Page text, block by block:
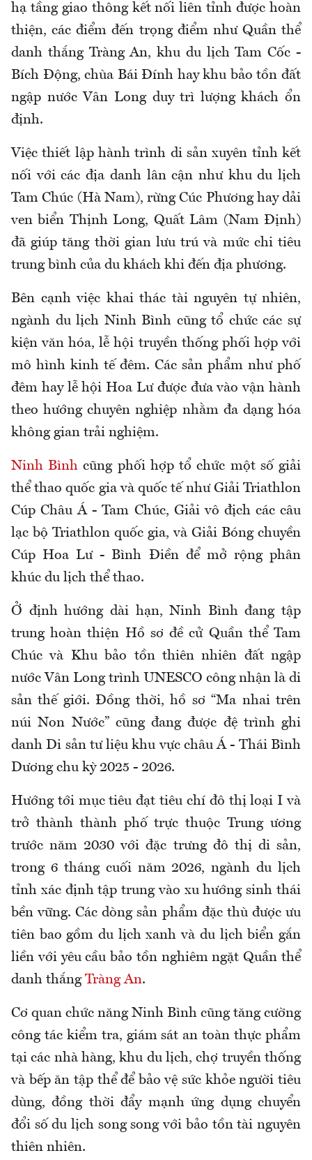
hạ tầng giao thông kết nối liên tỉnh được hoàn
thiện, các điểm đến trọng điểm như Quần thể
danh thắng Tràng An, khu du lịch Tam Cốc -
Bích Động, chùa Bái Đính hay khu bảo tồn đất
ngập nước Vân Long duy trì lượng khách ổn
định.
Việc thiết lập hành trình di sản xuyên tỉnh kết
nối với các địa danh lân cận như khu du lịch
Tam Chúc (Hà Nam), rừng Cúc Phương hay dải
ven biển Thịnh Long, Quất Lâm (Nam Định)
đã giúp tăng thời gian lưu trú và mức chi tiêu
trung bình của du khách khi đến địa phương.
​Bên cạnh việc khai thác tài nguyên tự nhiên,
ngành du lịch Ninh Bình cũng tổ chức các sự
kiện văn hóa, lễ hội truyền thống phối hợp với
mô hình kinh tế đêm. Các sản phẩm như phố
đêm hay lễ hội Hoa Lư được đưa vào vận hành
theo hướng chuyên nghiệp nhằm đa dạng hóa
không gian trải nghiệm.
Ninh Bình cũng phối hợp tổ chức một số giải
thể thao quốc gia và quốc tế như Giải Triathlon
Cúp Châu Á - Tam Chúc, Giải vô địch các câu
lạc bộ Triathlon quốc gia, và Giải Bóng chuyền
Cúp Hoa Lư - Bình Điền để mở rộng phân
khúc du lịch thể thao.
​Ở định hướng dài hạn, Ninh Bình đang tập
trung hoàn thiện Hồ sơ đề cử Quần thể Tam
Chúc và Khu bảo tồn thiên nhiên đất ngập
nước Vân Long trình UNESCO công nhận là di
sản thế giới. Đồng thời, hồ sơ “Ma nhai trên
núi Non Nước” cũng đang được đệ trình ghi
danh Di sản tư liệu khu vực châu Á - Thái Bình
Dương chu kỳ 2025 - 2026.
​Hướng tới mục tiêu đạt tiêu chí đô thị loại I và
trở thành thành phố trực thuộc Trung ương
trước năm 2030 với đặc trưng đô thị di sản,
trong 6 tháng cuối năm 2026, ngành du lịch
tỉnh xác định tập trung vào xu hướng sinh thái
bền vững. Các dòng sản phẩm đặc thù được ưu
tiên bao gồm du lịch xanh và du lịch biển gắn
liền với yêu cầu bảo tồn nghiêm ngặt Quần thể
danh thắng Tràng An.
Cơ quan chức năng Ninh Bình cũng tăng cường
công tác kiểm tra, giám sát an toàn thực phẩm
tại các nhà hàng, khu du lịch, chợ truyền thống
và bếp ăn tập thể để bảo vệ sức khỏe người tiêu
dùng, đồng thời đẩy mạnh ứng dụng chuyển
đổi số du lịch song song với bảo tồn tài nguyên
thiên nhiên.